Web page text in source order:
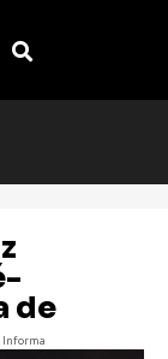
de
Informa